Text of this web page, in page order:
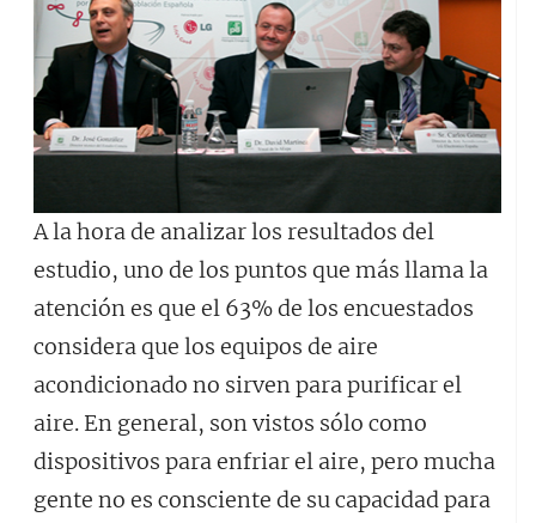
A la hora de analizar los resultados del
estudio, uno de los puntos que más llama la
atención es que el 63% de los encuestados
considera que los equipos de aire
acondicionado no sirven para purificar el
aire. En general, son vistos sólo como
dispositivos para enfriar el aire, pero mucha
gente no es consciente de su capacidad para